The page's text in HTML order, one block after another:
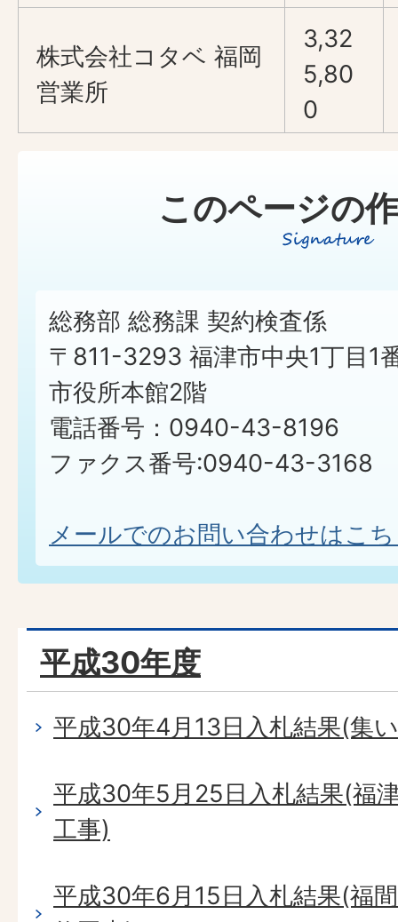
株式会社コタベ 福岡
営業所
3,32
5,80
0
このページの
総務部 総務課 契約検査係
〒811-3293 福津市中央1丁目1
市役所本館2階
電話番号：0940-43-8196
ファクス番号:0940-43-3168
メールでのお問い合わせはこ
平成30年度
平成30年4月13日入札結果(集
平成30年5月25日入札結果(福
工事)
平成30年6月15日入札結果(福